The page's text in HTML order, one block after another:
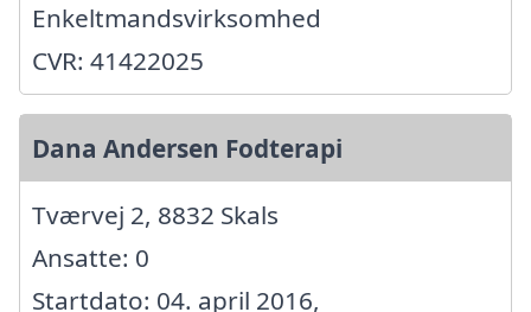
Enkeltmandsvirksomhed
CVR: 41422025
Dana Andersen Fodterapi
Tværvej 2, 8832 Skals
Ansatte: 0
Startdato: 04. april 2016,